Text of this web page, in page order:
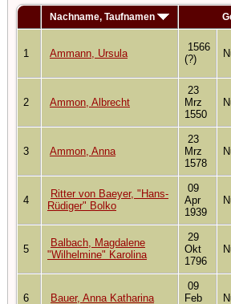
Nachname, Taufnamen
1 Ammann, Ursula
1566
(?)
2 Ammon, Albrecht
23
Mrz
1550
3 Ammon, Anna
23
Mrz
1578
4
Ritter von Baeyer, "Hans-
Rüdiger" Bolko
09
Apr
1939
5
Balbach, Magdalene
"Wilhelmine" Karolina
29
Okt
1796
6 Bauer, Anna Katharina
09
Feb